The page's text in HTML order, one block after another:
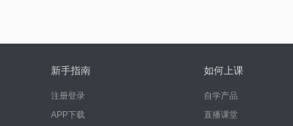
新手指南
注册登录
APP下载
如何上课
自学产品
直播课堂